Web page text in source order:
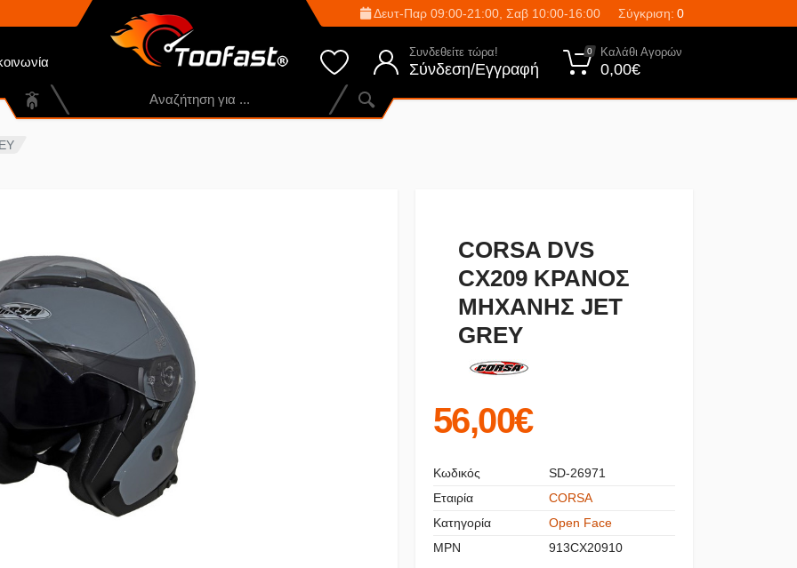
Δευτ-Παρ 09:00-21:00, Σαβ 10:00-16:00 Σύγκριση: 0
Συνδεθείτε τώρα!
Σύνδεση/Εγγραφή
0 Καλάθι Αγορών
0,00€
CORSA DVS
CΧ209 ΚΡΑΝΟΣ
ΜΗΧΑΝΗΣ JET
GREY
56,00€
Κωδικός
SD-26971
Εταιρία
CORSA
Κατηγορία
Open Face
MPN
913CX20910